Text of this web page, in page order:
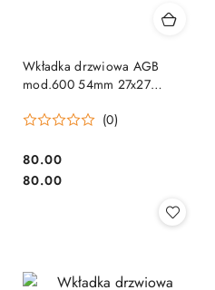
Wkładka drzwiowa AGB
mod.600 54mm 27x27
(0)
Cena:
80.00
Cena:
80.00